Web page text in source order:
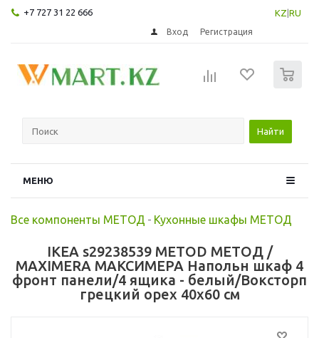
+7 727 31 22 666 KZ RU
Вход Регистрация
Найти
МЕНЮ
Все компоненты МЕТОД - Кухонные шкафы МЕТОД
IKEA s29238539 METOD МЕТОД /
MAXIMERA МАКСИМЕРА Напольн шкаф 4
фронт панели/4 ящика - белый/Воксторп
грецкий орех 40x60 см